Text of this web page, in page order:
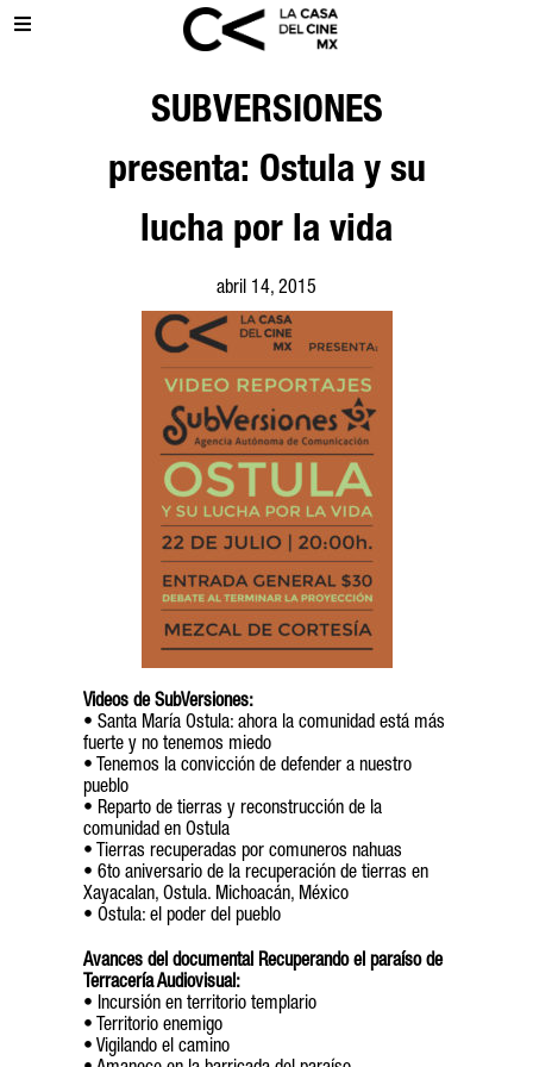
SUBVERSIONES
presenta: Ostula y su
lucha por la vida
abril 14, 2015
Videos de SubVersiones:
• Santa María Ostula: ahora la comunidad está más
fuerte y no tenemos miedo
• Tenemos la convicción de defender a nuestro
pueblo
• Reparto de tierras y reconstrucción de la
comunidad en Ostula
• Tierras recuperadas por comuneros nahuas
• 6to aniversario de la recuperación de tierras en
Xayacalan, Ostula. Michoacán, México
• Ostula: el poder del pueblo
Avances del documental Recuperando el paraíso de
Terracería Audiovisual:
• Incursión en territorio templario
• Territorio enemigo
• Vigilando el camino